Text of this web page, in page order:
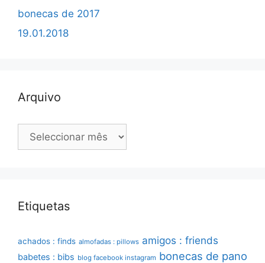
bonecas de 2017
19.01.2018
Arquivo
Arquivo
Etiquetas
achados : finds almofadas : pillows amigos : friends
babetes : bibs blog facebook instagram bonecas de pano